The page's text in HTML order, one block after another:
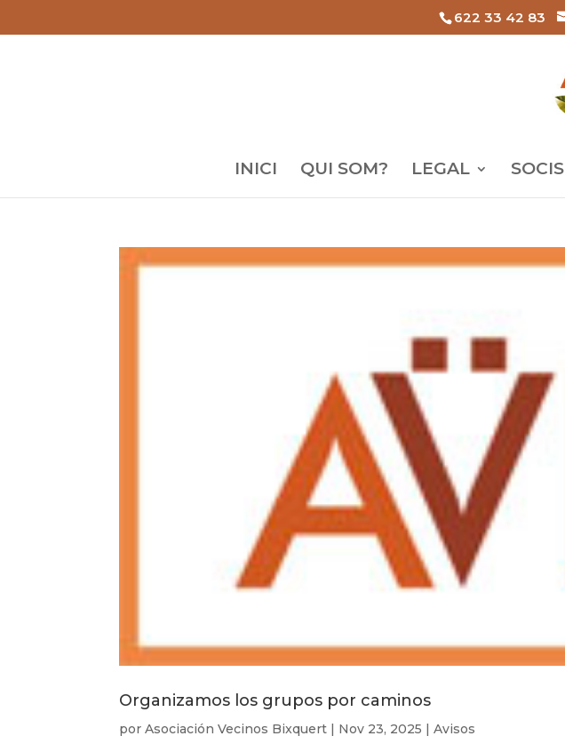
622 33 42 83
INICI QUI SOM? LEGAL SOCIS
Organizamos los grupos por caminos
porAsociación Vecinos Bixquert | Nov 23, 2025 |Avisos